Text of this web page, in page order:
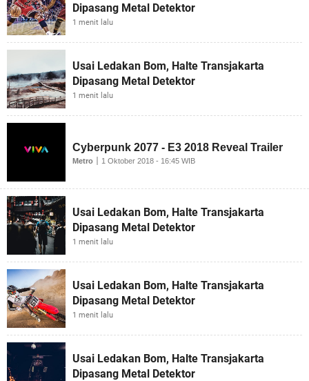
Dipasang Metal Detektor
1 menit lalu
Usai Ledakan Bom, Halte Transjakarta
Dipasang Metal Detektor
1 menit lalu
Usai Ledakan Bom, Halte Transjakarta
Dipasang Metal Detektor
1 menit lalu
Usai Ledakan Bom, Halte Transjakarta
Dipasang Metal Detektor
1 menit lalu
Usai Ledakan Bom, Halte Transjakarta
Dipasang Metal Detektor